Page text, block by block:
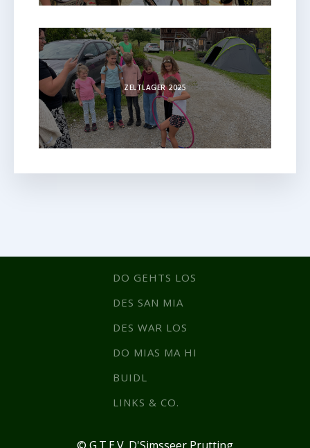
ZELTLAGER 2025
DO GEHTS LOS
DES SAN MIA
DES WAR LOS
DO MIAS MA HI
BUIDL
LINKS & CO.